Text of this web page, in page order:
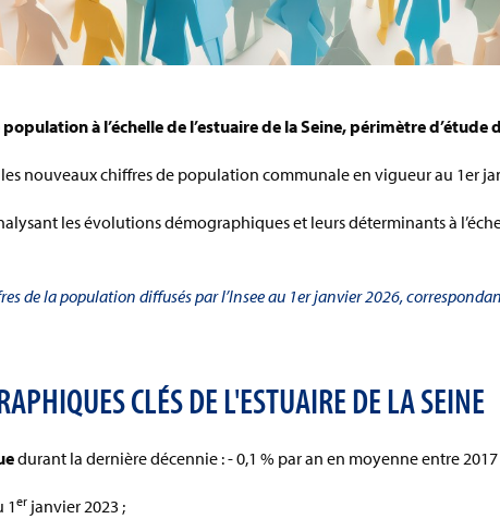
à l’échelle de l’estuaire de la Seine, périmètre d’étude
nouveaux chiffres de population communale en vigueur au 1er
les évolutions démographiques et leurs déterminants à
de la population diffusés par l’Insee au 1er janvier 2026,
CLÉS DE L'ESTUAIRE DE LA SEINE
durant la dernière décennie : - 0,1 % par an en moyenne entre 2017
1er janvier 2023 ;